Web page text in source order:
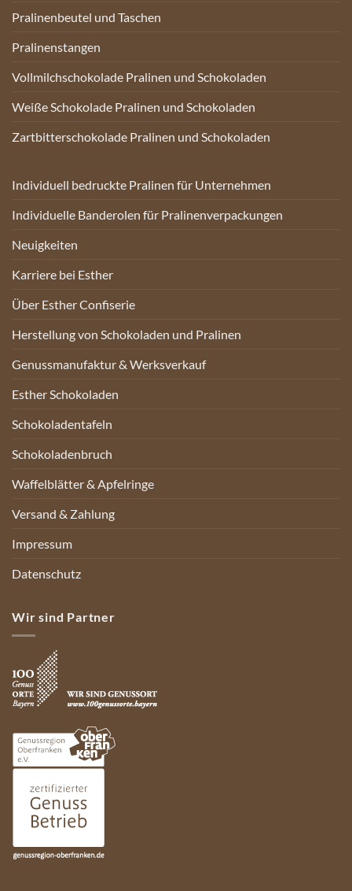
Pralinenbeutel und Taschen
Pralinenstangen
Vollmilchschokolade Pralinen und Schokoladen
Weiße Schokolade Pralinen und Schokoladen
Zartbitterschokolade Pralinen und Schokoladen
Individuell bedruckte Pralinen für Unternehmen
Individuelle Banderolen für Pralinenverpackungen
Neuigkeiten
Karriere bei Esther
Über Esther Confiserie
Herstellung von Schokoladen und Pralinen
Genussmanufaktur & Werksverkauf
Esther Schokoladen
Schokoladentafeln
Schokoladenbruch
Waffelblätter & Apfelringe
Versand & Zahlung
Impressum
Datenschutz
Wir sind Partner